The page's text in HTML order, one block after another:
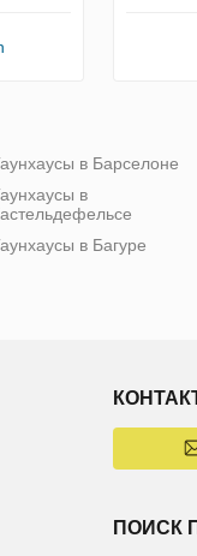
в Барселоне
в
в Багуре
ПОИСК